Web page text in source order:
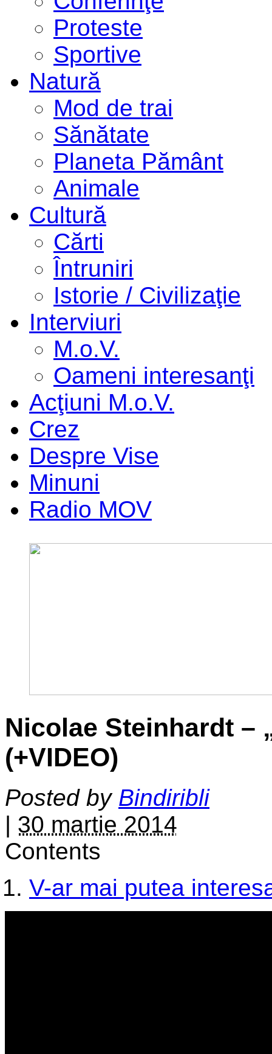
Proteste
Sportive
Natură
Mod de trai
Sănătate
Planeta Pământ
Animale
Cultură
Cărti
Întruniri
Istorie / Civilizaţie
Interviuri
M.o.V.
Oameni interesanţi
Acţiuni M.o.V.
Crez
Despre Vise
Minuni
Radio MOV
Nicolae Steinhardt –
(+VIDEO)
Posted by Bindiribli
| 30 martie 2014
Contents
V-ar mai putea